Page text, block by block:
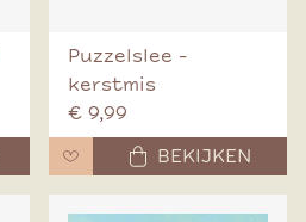
Puzzelslee -
kerstmis
€ 9,99
BEKIJKEN